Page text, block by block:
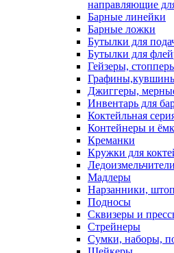
направляющие
Барные линейки
Барные ложки
Бутылки для
Бутылки для
Гейзеры,
Графины,кувшины
Джиггеры,
Инвентарь для
Коктейльная
Контейнеры и
Креманки
Кружки для
Мадлеры
Нарзанники,
Подносы
Сквизеры и
Стрейнеры
Сумки, наборы,